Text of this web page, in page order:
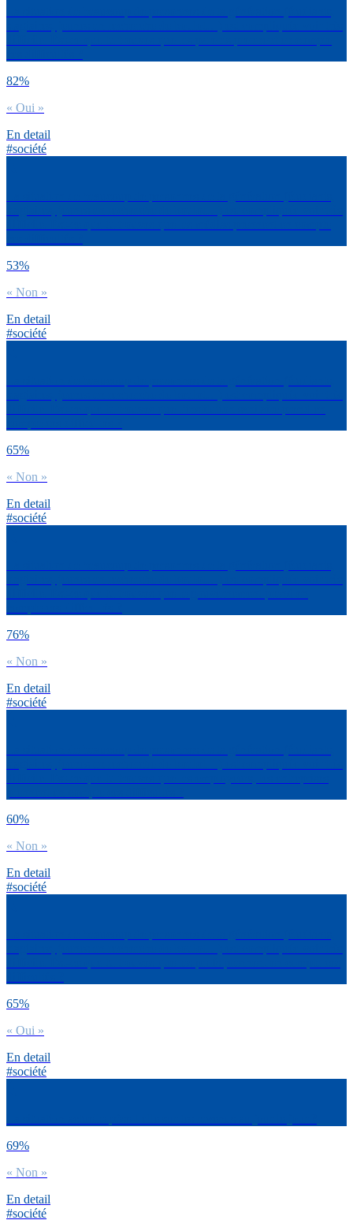
82%
« Oui »
En detail
#société
53%
« Non »
En detail
#société
65%
« Non »
En detail
#société
76%
« Non »
En detail
#société
60%
« Non »
En detail
#société
65%
« Oui »
En detail
#société
69%
« Non »
En detail
#société